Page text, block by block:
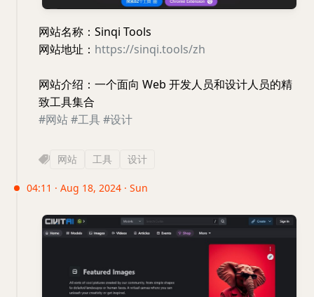
网站名称：Sinqi Tools
网站地址： https://sinqi.tools/zh
网站介绍：一个面向 Web 开发人员和设计人员的精
致工具集合
#网站#工具#设计
网站 工具 设计
04:11 · Aug 18, 2024 · Sun